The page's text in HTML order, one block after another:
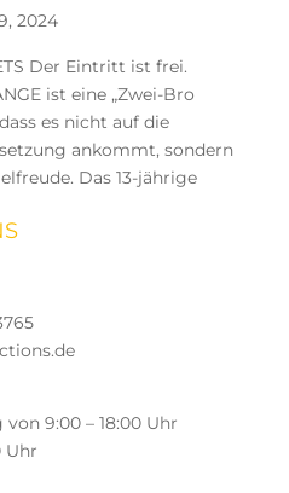
2024
Der Eintritt ist frei.
ist eine „Zwei-Bro
es nicht auf die
ankommt, sondern
Das 13-jährige
9:00 – 18:00 Uhr
Uhr